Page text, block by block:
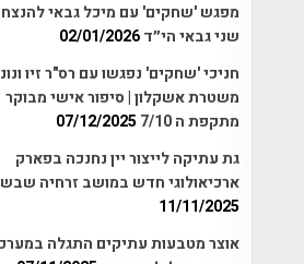
מפגש 'שחקים' עם מיכל גבאי
שני גבאי הי״ד02/01/2026
חניכי 'שחקים' נפגשו עם רס"ר זיו
משטרת אשקלון | סיפור אישי מבוקר
מתקפת ה 7/10
07/12/2025
גת עתיקה לייצור יין נחנכה בפארק
ארכיאולוגי חדש במושב זרחיה
11/11/2025
אוצר מטבעות עתיקים התגלה